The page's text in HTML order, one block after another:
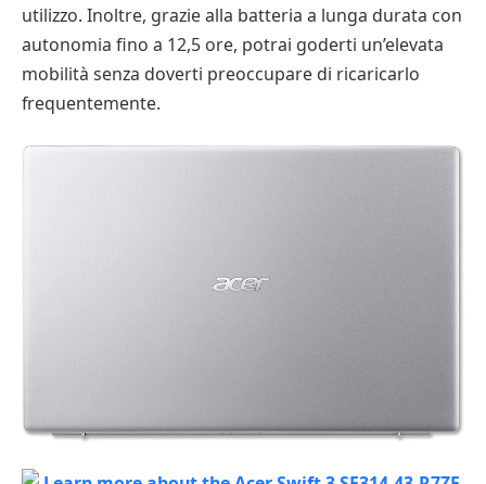
utilizzo. Inoltre, grazie alla batteria a lunga durata con
autonomia fino a 12,5 ore, potrai goderti un’elevata
mobilità senza doverti preoccupare di ricaricarlo
frequentemente.